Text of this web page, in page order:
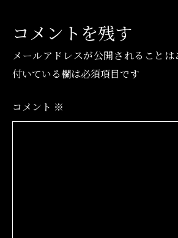
コメントを残す
メールアドレスが公開されることは
付いている欄は必須項目です
コメント ※